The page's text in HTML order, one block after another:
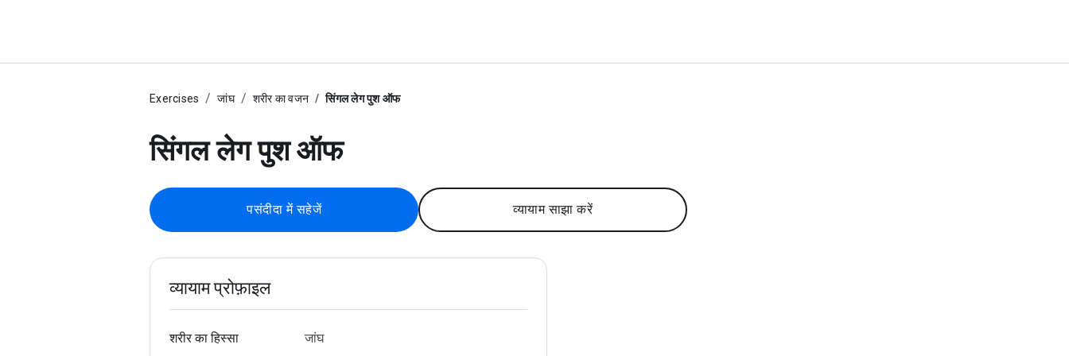
Exercises जांघ शरीर का वजन सिंगल लेग पुश ऑफ
सिंगल लेग पुश ऑफ
पसंदीदा में सहेजें व्यायाम साझा करें
व्यायाम प्रोफ़ाइल
शरीर का हिस्सा जांघ